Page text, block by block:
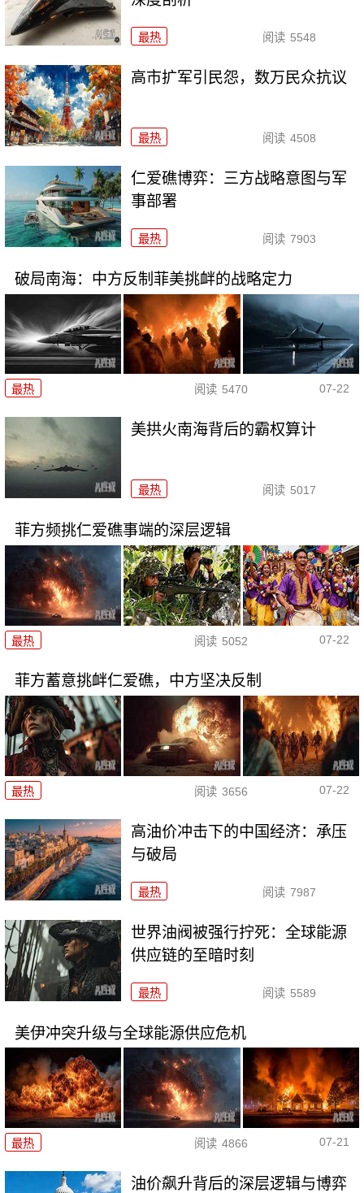
最热 阅读 5548
高市扩军引民怨，数万民众抗议
最热 阅读 4508
仁爱礁博弈：三方战略意图与军
事部署
最热 阅读 7903
破局南海：中方反制菲美挑衅的战略定力
最热 阅读 5470 07-22
美拱火南海背后的霸权算计
最热 阅读 5017
菲方频挑仁爱礁事端的深层逻辑
最热 阅读 5052 07-22
菲方蓄意挑衅仁爱礁，中方坚决反制
最热 阅读 3656 07-22
高油价冲击下的中国经济：承压
与破局
最热 阅读 7987
世界油阀被强行拧死：全球能源
供应链的至暗时刻
最热 阅读 5589
美伊冲突升级与全球能源供应危机
最热 阅读 4866 07-21
油价飙升背后的深层逻辑与博弈